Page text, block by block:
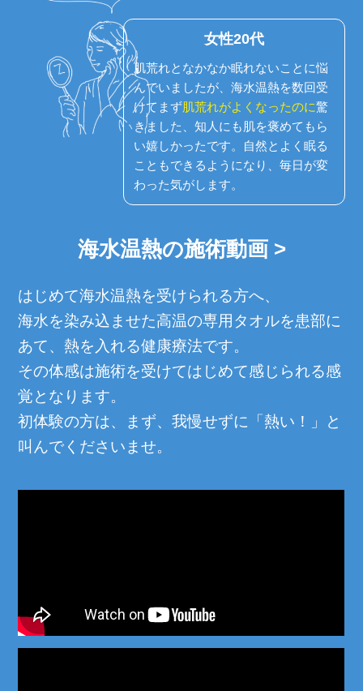
女性20代
肌荒れとなかなか眠れないことに悩
んでいましたが、海水温熱を数回受
けてまず肌荒れがよくなったのに驚
きました、知人にも肌を褒めてもら
い嬉しかったです。自然とよく眠る
こともできるようになり、毎日が変
わった気がします。
海水温熱の施術動画 >
はじめて海水温熱を受けられる方へ、
海水を染み込ませた高温の専用タオルを患部に
あて、熱を入れる健康療法です。
その体感は施術を受けてはじめて感じられる感
覚となります。
初体験の方は、まず、我慢せずに「熱い！」と
叫んでくださいませ。